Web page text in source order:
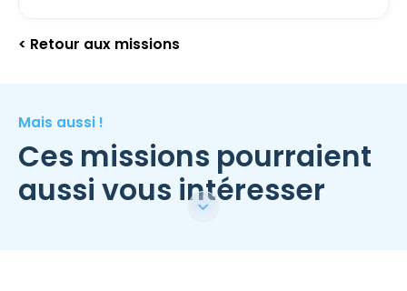
< Retour aux missions
Mais aussi !
Ces missions pourraient
aussi vous intéresser